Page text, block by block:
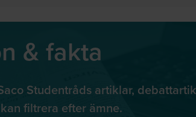
& fakta
Studentråds artiklar,
filtrera efter ämne.